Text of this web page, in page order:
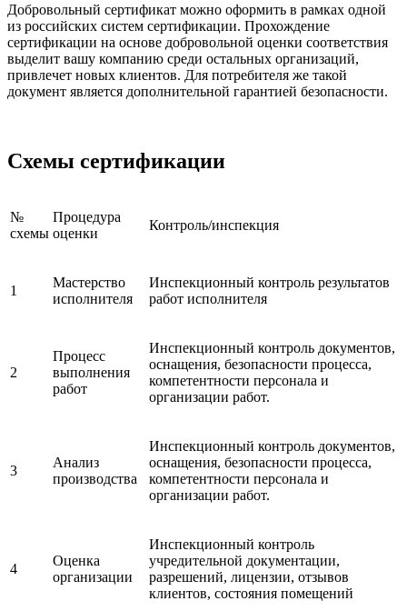
Добровольный сертификат можно оформить в рамках одной
из российских систем сертификации. Прохождение
сертификации на основе добровольной оценки соответствия
выделит вашу компанию среди остальных организаций,
привлечет новых клиентов. Для потребителя же такой
документ является дополнительной гарантией безопасности.
Схемы сертификации
№
схемы
Процедура
оценки
Контроль/инспекция
1
Мастерство
исполнителя
Инспекционный контроль результатов
работ исполнителя
2
Процесс
выполнения
работ
Инспекционный контроль документов,
оснащения, безопасности процесса,
компетентности персонала и
организации работ.
3
Анализ
производства
Инспекционный контроль документов,
оснащения, безопасности процесса,
компетентности персонала и
организации работ.
4
Оценка
организации
Инспекционный контроль
учредительной документации,
разрешений, лицензии, отзывов
клиентов, состояния помещений